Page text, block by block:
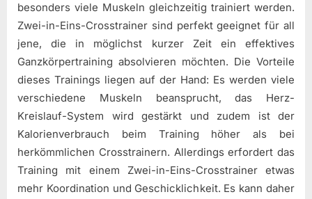
besonders viele Muskeln gleichzeitig trainiert werden.
Zwei-in-Eins-Crosstrainer sind perfekt geeignet für all
jene, die in möglichst kurzer Zeit ein effektives
Ganzkörpertraining absolvieren möchten. Die Vorteile
dieses Trainings liegen auf der Hand: Es werden viele
verschiedene Muskeln beansprucht, das Herz-
Kreislauf-System wird gestärkt und zudem ist der
Kalorienverbrauch beim Training höher als bei
herkömmlichen Crosstrainern. Allerdings erfordert das
Training mit einem Zwei-in-Eins-Crosstrainer etwas
mehr Koordination und Geschicklichkeit. Es kann daher